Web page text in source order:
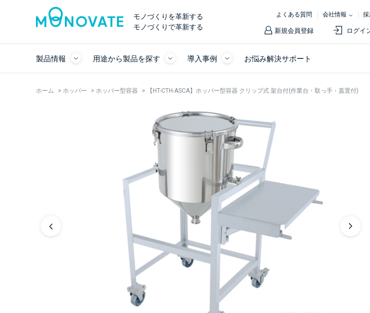
モノづくりを革新する
モノづくりで革新する
よくある質問 会社情報 採
新規会員登録 ログイ
製品情報 用途から製品を探す 導入事例 お悩み解決サポート
ホーム > ホッパー > ホッパー型容器 > 【HT-CTH-ASCA】ホッパー型容器 クリップ式 架台付(作業台・取っ手・蓋置付)